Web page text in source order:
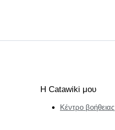
Η Catawiki μου
Κέντρο βοήθειας